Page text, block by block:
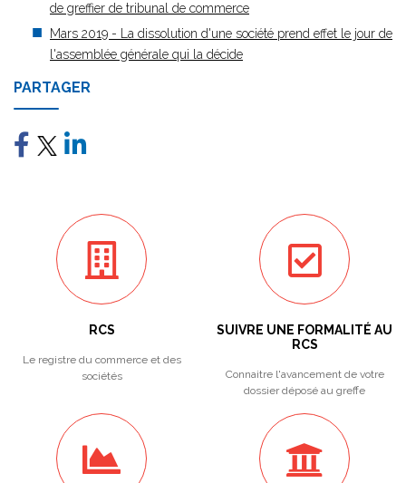
de greffier de tribunal de commerce
Mars 2019 - La dissolution d'une société prend effet le jour de
l'assemblée générale qui la décide
PARTAGER
RCS
Le registre du commerce et des
sociétés
SUIVRE UNE FORMALITÉ AU
RCS
Connaitre l'avancement de votre
dossier déposé au greffe